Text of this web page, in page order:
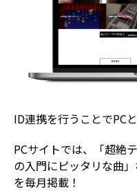
ID連携を行うことでPC
PCサイトでは、「超絶
の入門にピッタリな曲
を毎月掲載！